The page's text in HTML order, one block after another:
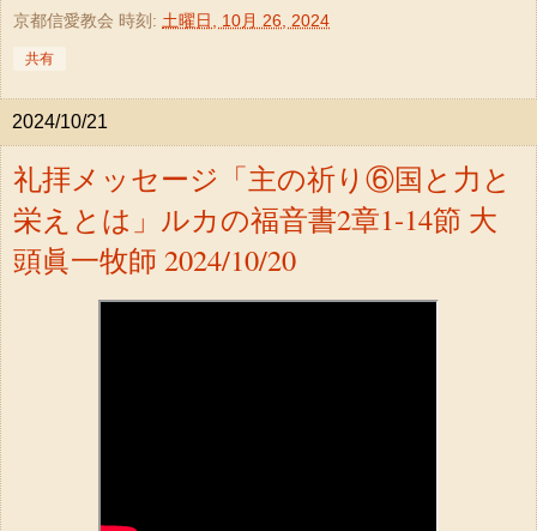
京都信愛教会 時刻: 土曜日, 10月 26, 2024
共有
2024/10/21
礼拝メッセージ「主の祈り⑥国と力と
栄えとは」ルカの福音書2章1-14節 大
頭眞一牧師 2024/10/20